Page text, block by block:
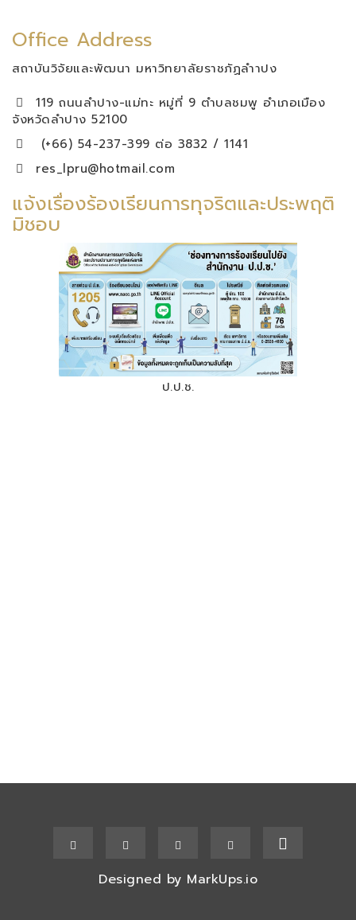
Office Address
สถาบันวิจัยและพัฒนา มหาวิทยาลัยราชภัฏลำาปง
119 ถนนลำปาง-แม่ทะ หมู่ที่ 9 ตำบลชมพู อำเภอเมือง
จังหวัดลำปาง 52100
(+66) 54-237-399 ต่อ 3832 / 1141
res_lpru@hotmail.com
แจ้งเรื่องร้องเรียนการทุจริตและประพฤติ
มิชอบ
ป.ป.ช.
Designed by MarkUps.io